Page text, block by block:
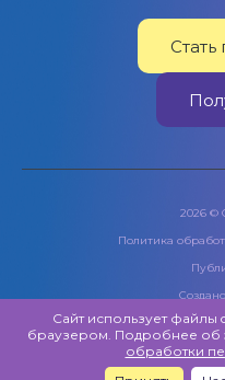
2026 ©
Политика
Сайт использует
браузером. Подробнее об
обработки